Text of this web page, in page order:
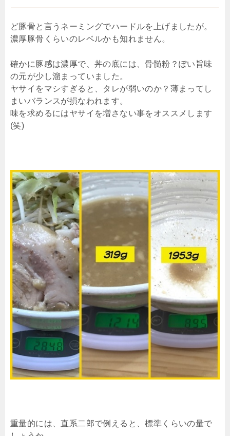
ど豚骨と言うネーミングでハードルを上げましたが。
濃厚豚骨くらいのレベルかも知れません。
確かに豚感は濃厚で、丼の底には、骨髄粉？ぽい旨味
の元が少し溜まっていました。
ヤサイをマシすぎると、タレが弱いのか？薄まってし
まいバランスが損なわれます。
味を求めるにはヤサイを増さない事をオススメします
(笑)
重量的には、直系二郎で例えると、標準くらいの量で